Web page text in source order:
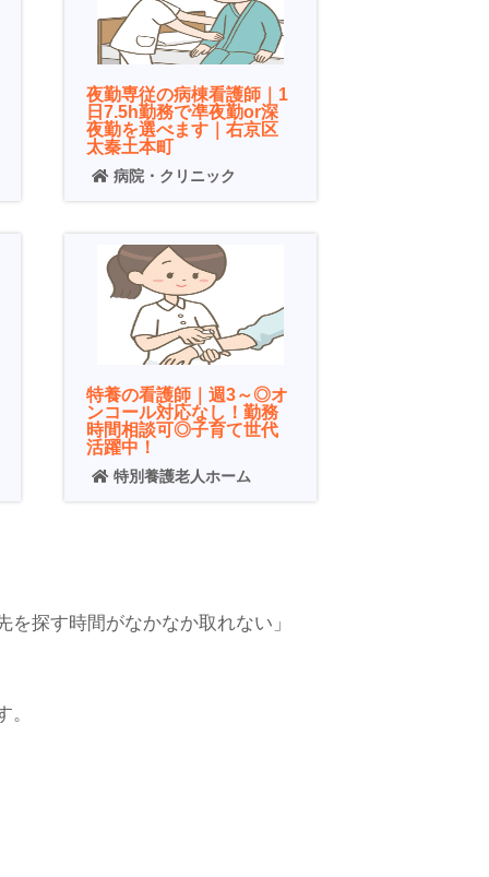
夜勤専従の病棟看護師｜1
日7.5h勤務で凖夜勤or深
夜勤を選べます｜右京区
太秦土本町
病院・クリニック
特養の看護師｜週3～◎オ
ンコール対応なし！勤務
時間相談可◎子育て世代
活躍中！
特別養護老人ホーム
探す時間がなかなか取れない」